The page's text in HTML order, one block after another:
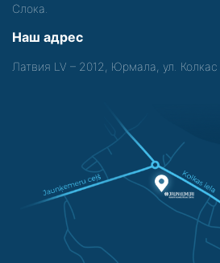
Слока.
Наш адрес
Латвия LV – 2012, Юрмала, ул.